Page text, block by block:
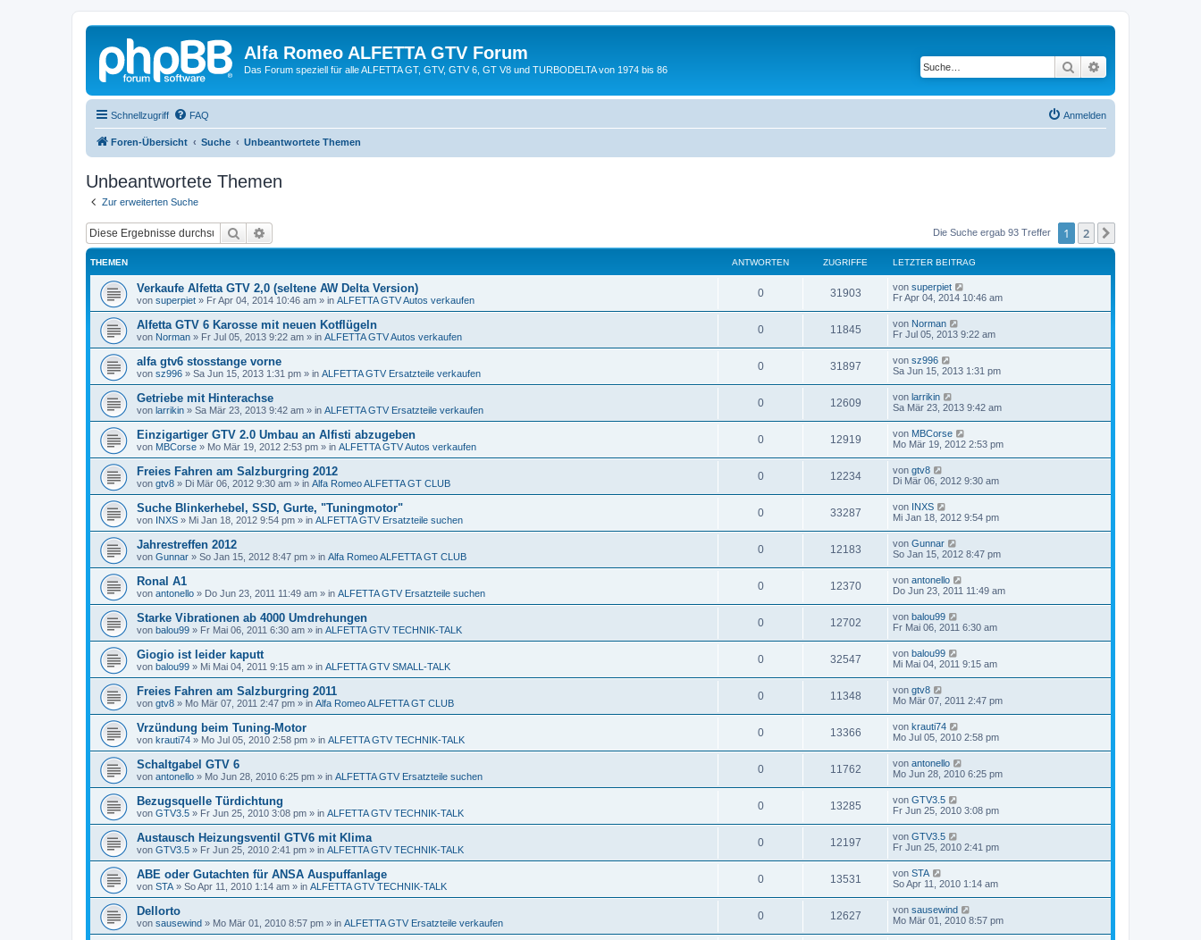
Alfa Romeo ALFETTA GTV Forum
Das Forum speziell für alle ALFETTA GT, GTV, GTV 6, GT V8 und TURBODELTA von 1974 bis 86 Suche
Schnellzugriff FAQ Anmelden
Foren-Übersicht Suche Unbeantwortete Themen
Unbeantwortete Themen
Zur erweiterten Suche
Suche Die Suche ergab 93 Treffer 1 2
THEMEN ANTWORTEN ZUGRIFFE LETZTER BEITRAG
Verkaufe Alfetta GTV 2,0 (seltene AW Delta Version)
von superpiet » Fr Apr 04, 2014 10:46 am » in ALFETTA GTV Autos verkaufen
0 31903 von superpiet
Fr Apr 04, 2014 10:46 am
Alfetta GTV 6 Karosse mit neuen Kotflügeln
von Norman » Fr Jul 05, 2013 9:22 am » in ALFETTA GTV Autos verkaufen
0 11845 von Norman
Fr Jul 05, 2013 9:22 am
alfa gtv6 stosstange vorne
von sz996 » Sa Jun 15, 2013 1:31 pm » in ALFETTA GTV Ersatzteile verkaufen
0 31897 von sz996
Sa Jun 15, 2013 1:31 pm
Getriebe mit Hinterachse
von larrikin » Sa Mär 23, 2013 9:42 am » in ALFETTA GTV Ersatzteile verkaufen
0 12609 von larrikin
Sa Mär 23, 2013 9:42 am
Einzigartiger GTV 2.0 Umbau an Alfisti abzugeben
von MBCorse » Mo Mär 19, 2012 2:53 pm » in ALFETTA GTV Autos verkaufen
0 12919 von MBCorse
Mo Mär 19, 2012 2:53 pm
Freies Fahren am Salzburgring 2012
von gtv8 » Di Mär 06, 2012 9:30 am » in Alfa Romeo ALFETTA GT CLUB
0 12234 von gtv8
Di Mär 06, 2012 9:30 am
Suche Blinkerhebel, SSD, Gurte, "Tuningmotor"
von INXS » Mi Jan 18, 2012 9:54 pm » in ALFETTA GTV Ersatzteile suchen
0 33287 von INXS
Mi Jan 18, 2012 9:54 pm
Jahrestreffen 2012
von Gunnar » So Jan 15, 2012 8:47 pm » in Alfa Romeo ALFETTA GT CLUB
0 12183 von Gunnar
So Jan 15, 2012 8:47 pm
Ronal A1
von antonello » Do Jun 23, 2011 11:49 am » in ALFETTA GTV Ersatzteile suchen
0 12370 von antonello
Do Jun 23, 2011 11:49 am
Starke Vibrationen ab 4000 Umdrehungen
von balou99 » Fr Mai 06, 2011 6:30 am » in ALFETTA GTV TECHNIK-TALK
0 12702 von balou99
Fr Mai 06, 2011 6:30 am
Giogio ist leider kaputt
von balou99 » Mi Mai 04, 2011 9:15 am » in ALFETTA GTV SMALL-TALK
0 32547 von balou99
Mi Mai 04, 2011 9:15 am
Freies Fahren am Salzburgring 2011
von gtv8 » Mo Mär 07, 2011 2:47 pm » in Alfa Romeo ALFETTA GT CLUB
0 11348 von gtv8
Mo Mär 07, 2011 2:47 pm
Vrzündung beim Tuning-Motor
von krauti74 » Mo Jul 05, 2010 2:58 pm » in ALFETTA GTV TECHNIK-TALK
0 13366 von krauti74
Mo Jul 05, 2010 2:58 pm
Schaltgabel GTV 6
von antonello » Mo Jun 28, 2010 6:25 pm » in ALFETTA GTV Ersatzteile suchen
0 11762 von antonello
Mo Jun 28, 2010 6:25 pm
Bezugsquelle Türdichtung
von GTV3.5 » Fr Jun 25, 2010 3:08 pm » in ALFETTA GTV TECHNIK-TALK
0 13285 von GTV3.5
Fr Jun 25, 2010 3:08 pm
Austausch Heizungsventil GTV6 mit Klima
von GTV3.5 » Fr Jun 25, 2010 2:41 pm » in ALFETTA GTV TECHNIK-TALK
0 12197 von GTV3.5
Fr Jun 25, 2010 2:41 pm
ABE oder Gutachten für ANSA Auspuffanlage
von STA » So Apr 11, 2010 1:14 am » in ALFETTA GTV TECHNIK-TALK
0 13531 von STA
So Apr 11, 2010 1:14 am
Dellorto
von sausewind » Mo Mär 01, 2010 8:57 pm » in ALFETTA GTV Ersatzteile verkaufen
0 12627 von sausewind
Mo Mär 01, 2010 8:57 pm